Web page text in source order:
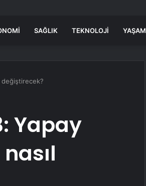
SAĞLIK TEKNOLOJI YAŞAM
değiştirecek?
Yapay